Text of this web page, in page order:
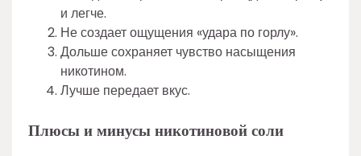
и легче.
Не создает ощущения «удара по горлу».
Дольше сохраняет чувство насыщения
никотином.
Лучше передает вкус.
Плюсы и минусы никотиновой соли